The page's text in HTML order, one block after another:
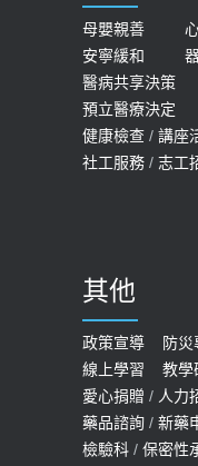
女性必看國
查完全免費
2026-05-14
一定得換人
2019-10-08
20歲迪士尼
孩最好發、
2019-07-09
預約
2022-01-07
114年【公
預約
母嬰親善
安寧緩和
醫病共享決策
預立醫療決定
健康檢查 / 講座
社工服務 / 志工
其他
政策宣導
防災
線上學習
教學
愛心捐贈 / 人力
藥品諮詢 / 新藥
檢驗科 / 保密性